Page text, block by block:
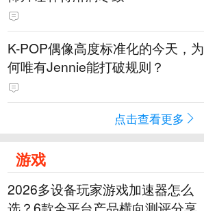
K-POP偶像高度标准化的今天，为
何唯有Jennie能打破规则？
点击查看更多
游戏
2026多设备玩家游戏加速器怎么